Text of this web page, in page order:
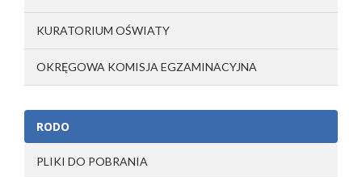
KURATORIUM OŚWIATY
OKRĘGOWA KOMISJA EGZAMINACYJNA
RODO
PLIKI DO POBRANIA